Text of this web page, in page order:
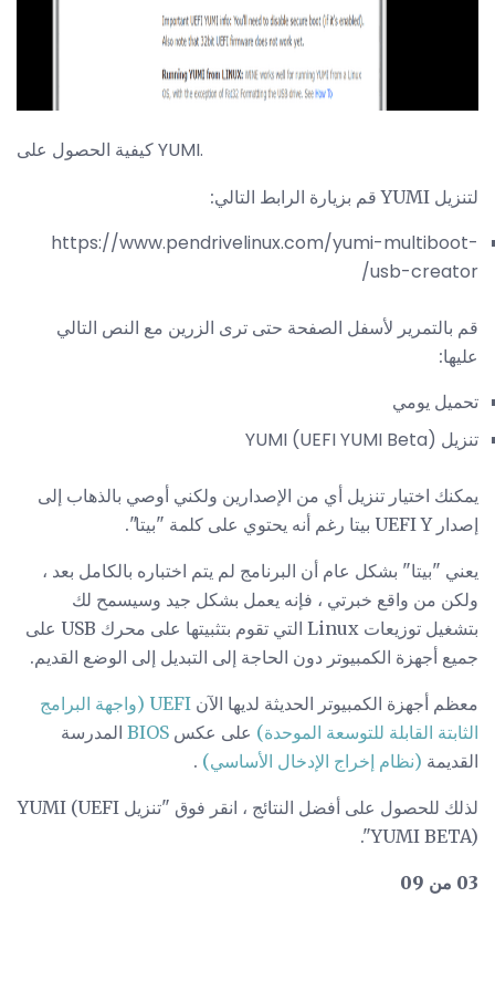
كيفية الحصول على YUMI.
لتنزيل YUMI قم بزيارة الرابط التالي:
https://www.pendrivelinux.com/yumi-multiboot-
usb-creator/
قم بالتمرير لأسفل الصفحة حتى ترى الزرين مع النص التالي
عليها:
تحميل يومي
تنزيل YUMI (UEFI YUMI Beta)
يمكنك اختيار تنزيل أي من الإصدارين ولكني أوصي بالذهاب إلى
إصدار UEFI Y بيتا رغم أنه يحتوي على كلمة "بيتا".
يعني "بيتا" بشكل عام أن البرنامج لم يتم اختباره بالكامل بعد ،
ولكن من واقع خبرتي ، فإنه يعمل بشكل جيد وسيسمح لك
بتشغيل توزيعات Linux التي تقوم بتثبيتها على محرك USB على
جميع أجهزة الكمبيوتر دون الحاجة إلى التبديل إلى الوضع القديم.
معظم أجهزة الكمبيوتر الحديثة لديها الآن
UEFI (واجهة البرامج
الثابتة القابلة للتوسعة الموحدة) على عكس BIOS المدرسة
القديمة (نظام إخراج الإدخال الأساسي) .
لذلك للحصول على أفضل النتائج ، انقر فوق "تنزيل YUMI (UEFI
YUMI BETA)".
03 من 09